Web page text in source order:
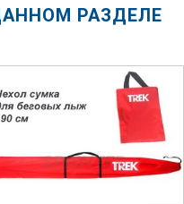
РАЗДЕЛЕ
SPRINTER